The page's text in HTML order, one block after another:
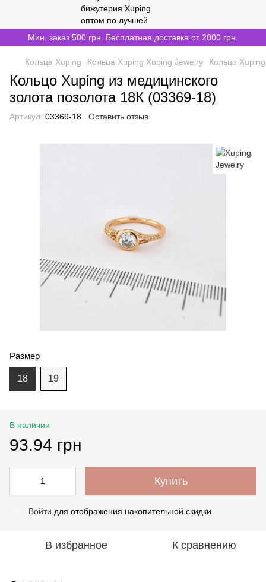
Мин. заказ 500 грн. Бесплатная доставка от 2000 грн.
Кольца Xuping Кольца Xuping Xuping Jewelry Кольцо
Кольцо Xuping из медицинского
золота позолота 18К (03369-18)
Артикул: 03369-18 Оставить отзыв
Размер
18 19
В наличии
93.94 грн
Купить
Войти для отображения накопительной скидки
В избранное К сравнению